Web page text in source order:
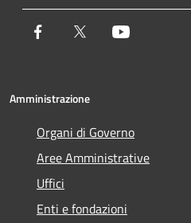
Facebook Twitter
Amministrazione
Organi di Governo
Aree Amministrative
Uffici
Enti e fondazioni